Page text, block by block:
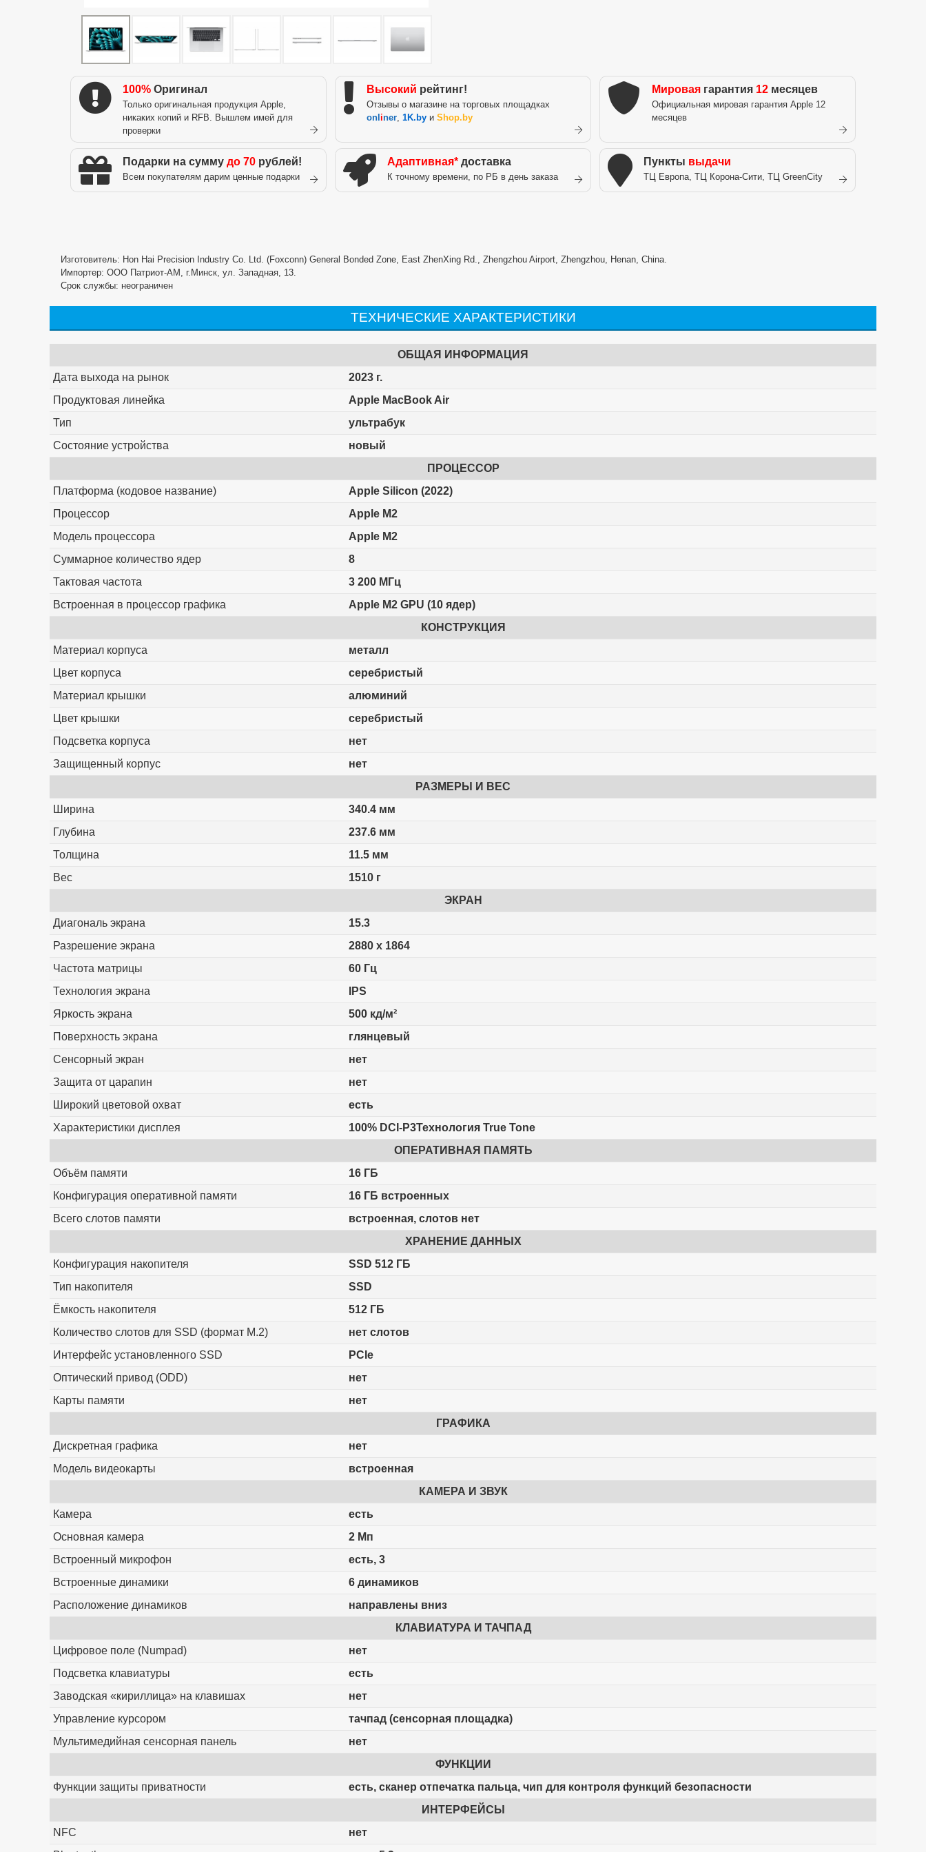
100% Оригинал
Только оригинальная продукция Apple,
никаких копий и RFB. Вышлем имей для
проверки
Высокий рейтинг!
Отзывы о магазине на торговых площадках
onl iner, 1K.by и Shop.by
Мировая гарантия 12 месяцев
Официальная мировая гарантия Apple 12
месяцев
Подарки на сумму до 70 рублей!
Всем покупателям дарим ценные подарки
Адаптивная* доставка
К точному времени, по РБ в день заказа
Пункты выдачи
ТЦ Европа, ТЦ Корона-Сити, ТЦ GreenCity
Изготовитель: Hon Hai Precision Industry Co. Ltd. (Foxconn) General Bonded Zone, East ZhenXing Rd., Zhengzhou Airport, Zhengzhou, Henan, China.
Импортер: ООО Патриот-АМ, г.Минск, ул. Западная, 13.
Срок службы: неограничен
ТЕХНИЧЕСКИЕ ХАРАКТЕРИСТИКИ
ОБЩАЯ ИНФОРМАЦИЯ
Дата выхода на рынок
2023 г.
Продуктовая линейка
Apple MacBook Air
Тип
ультрабук
Состояние устройства
новый
ПРОЦЕССОР
Платформа (кодовое название)
Apple Silicon (2022)
Процессор
Apple M2
Модель процессора
Apple M2
Суммарное количество ядер
8
Тактовая частота
3 200 МГц
Встроенная в процессор графика
Apple M2 GPU (10 ядер)
КОНСТРУКЦИЯ
Материал корпуса
металл
Цвет корпуса
серебристый
Материал крышки
алюминий
Цвет крышки
серебристый
Подсветка корпуса
нет
Защищенный корпус
нет
РАЗМЕРЫ И ВЕС
Ширина
340.4 мм
Глубина
237.6 мм
Толщина
11.5 мм
Вес
1510 г
ЭКРАН
Диагональ экрана
15.3
Разрешение экрана
2880 x 1864
Частота матрицы
60 Гц
Технология экрана
IPS
Яркость экрана
500 кд/м²
Поверхность экрана
глянцевый
Сенсорный экран
нет
Защита от царапин
нет
Широкий цветовой охват
есть
Характеристики дисплея
100% DCI-P3Технология True Tone
ОПЕРАТИВНАЯ ПАМЯТЬ
Объём памяти
16 ГБ
Конфигурация оперативной памяти
16 ГБ встроенных
Всего слотов памяти
встроенная, слотов нет
ХРАНЕНИЕ ДАННЫХ
Конфигурация накопителя
SSD 512 ГБ
Тип накопителя
SSD
Ёмкость накопителя
512 ГБ
Количество слотов для SSD (формат M.2)
нет слотов
Интерфейс установленного SSD
PCIe
Оптический привод (ODD)
нет
Карты памяти
нет
ГРАФИКА
Дискретная графика
нет
Модель видеокарты
встроенная
КАМЕРА И ЗВУК
Камера
есть
Основная камера
2 Мп
Встроенный микрофон
есть, 3
Встроенные динамики
6 динамиков
Расположение динамиков
направлены вниз
КЛАВИАТУРА И ТАЧПАД
Цифровое поле (Numpad)
нет
Подсветка клавиатуры
есть
Заводская «кириллица» на клавишах
нет
Управление курсором
тачпад (сенсорная площадка)
Мультимедийная сенсорная панель
нет
ФУНКЦИИ
Функции защиты приватности
есть, сканер отпечатка пальца, чип для контроля функций безопасности
ИНТЕРФЕЙСЫ
NFC
нет